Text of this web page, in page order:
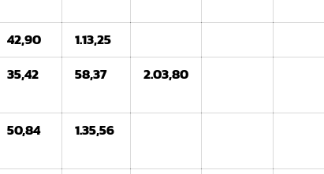
42,90
1.13,25
35,42 58,37 2.03,80
50,84 1.35,56